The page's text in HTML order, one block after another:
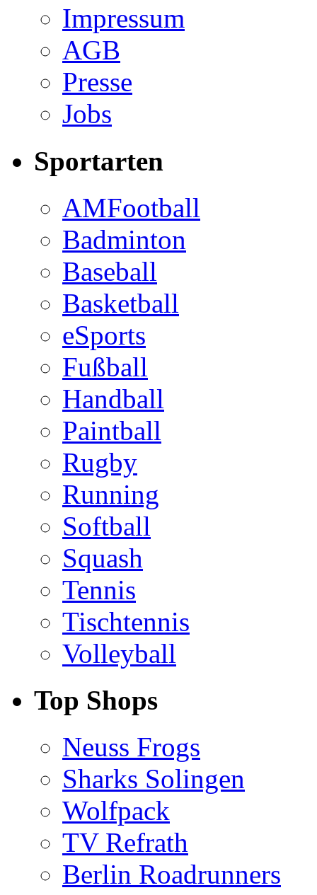
Impressum
AGB
Presse
Jobs
Sportarten
AMFootball
Badminton
Baseball
Basketball
eSports
Fußball
Handball
Paintball
Rugby
Running
Softball
Squash
Tennis
Tischtennis
Volleyball
Top Shops
Neuss Frogs
Sharks Solingen
Wolfpack
TV Refrath
Berlin Roadrunners